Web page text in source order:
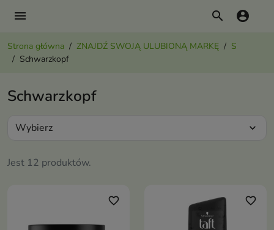
menu search account_circle
Strona główna ZNAJDŹ SWOJĄ ULUBIONĄ MARKĘ
S
Schwarzkopf
Schwarzkopf
Jest 12 produktów.
Wybierz expand_more
favorite_border favorite_border